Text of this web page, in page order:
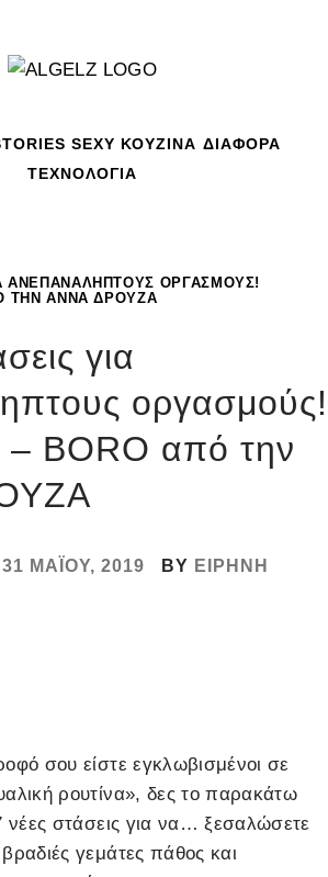
SEXY ΚΟΥΖΙΝΑ ΔΙΑΦΟΡΑ
ΤΕΧΝΟΛΟΓΙΑ
ΑΝΕΠΑΝΆΛΗΠΤΟΥΣ ΟΡΓΑΣΜΟΎΣ!
ΤΗΝ ΑΝΝΑ ΔΡΟΥΖΑ
για
οργασμούς!
BORO από την
31 ΜΑΪ́ΟΥ, 2019 BY ΕΙΡΉΝΗ
σου είστε εγκλωβισμένοι σε
ρουτίνα», δες το παρακάτω
νέες στάσεις για να… ξεσαλώσετε
γεμάτες πάθος και